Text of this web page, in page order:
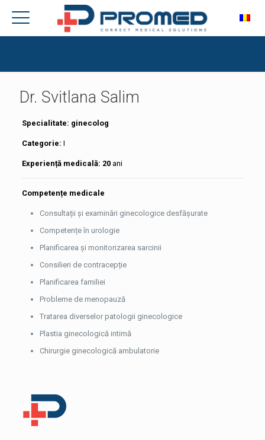
Dr. Svitlana Salim
Specialitate: ginecolog
Categorie: I
Experiență medicală: 20ani
Competențe medicale
Consultații și examinări ginecologice desfășurate
Competențe în urologie
Planificarea și monitorizarea sarcinii
Consilieri de contracepție
Planificarea familiei
Probleme de menopauză
Tratarea diverselor patologii ginecologice
Plastia ginecologică intimă
Chirurgie ginecologică ambulatorie